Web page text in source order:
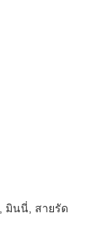
มินนี่, สายรัด